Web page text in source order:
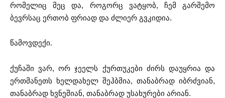
რომელიც მეც და, როგორც ვატყობ, ჩემ გარშემო
ბევრსაც ერთობ ფრიად და ძლიერ გვკიდია.
წამოვდექი.
ქუჩაში ვარ, ორ ჯეელს ქურთუკები ძირს დაუყრია და
ერთმანეთს ხელდახელ შეჰბმია, თანაბრად იბრძვიან,
თანაბრად ხვნეშიან, თანაბრად უსახურები არიან.